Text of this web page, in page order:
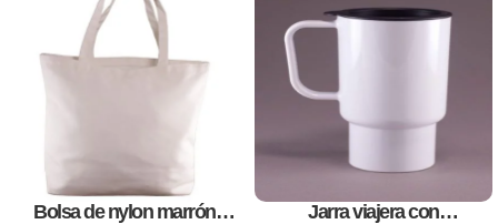
Bolsa de nylon marrón
Jarra viajera con